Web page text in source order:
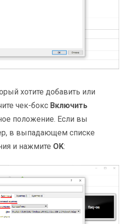
хотите добавить или
чек-бокс Включить
положение. Если вы
в выпадающем списке
и нажмите OK: